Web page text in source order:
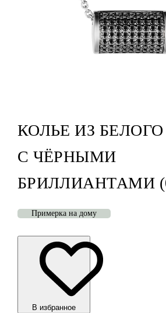
КОЛЬЕ ИЗ
С ЧЁРНЫМИ
БРИЛЛИАНТАМИ
Примерка на дому
В избранноe